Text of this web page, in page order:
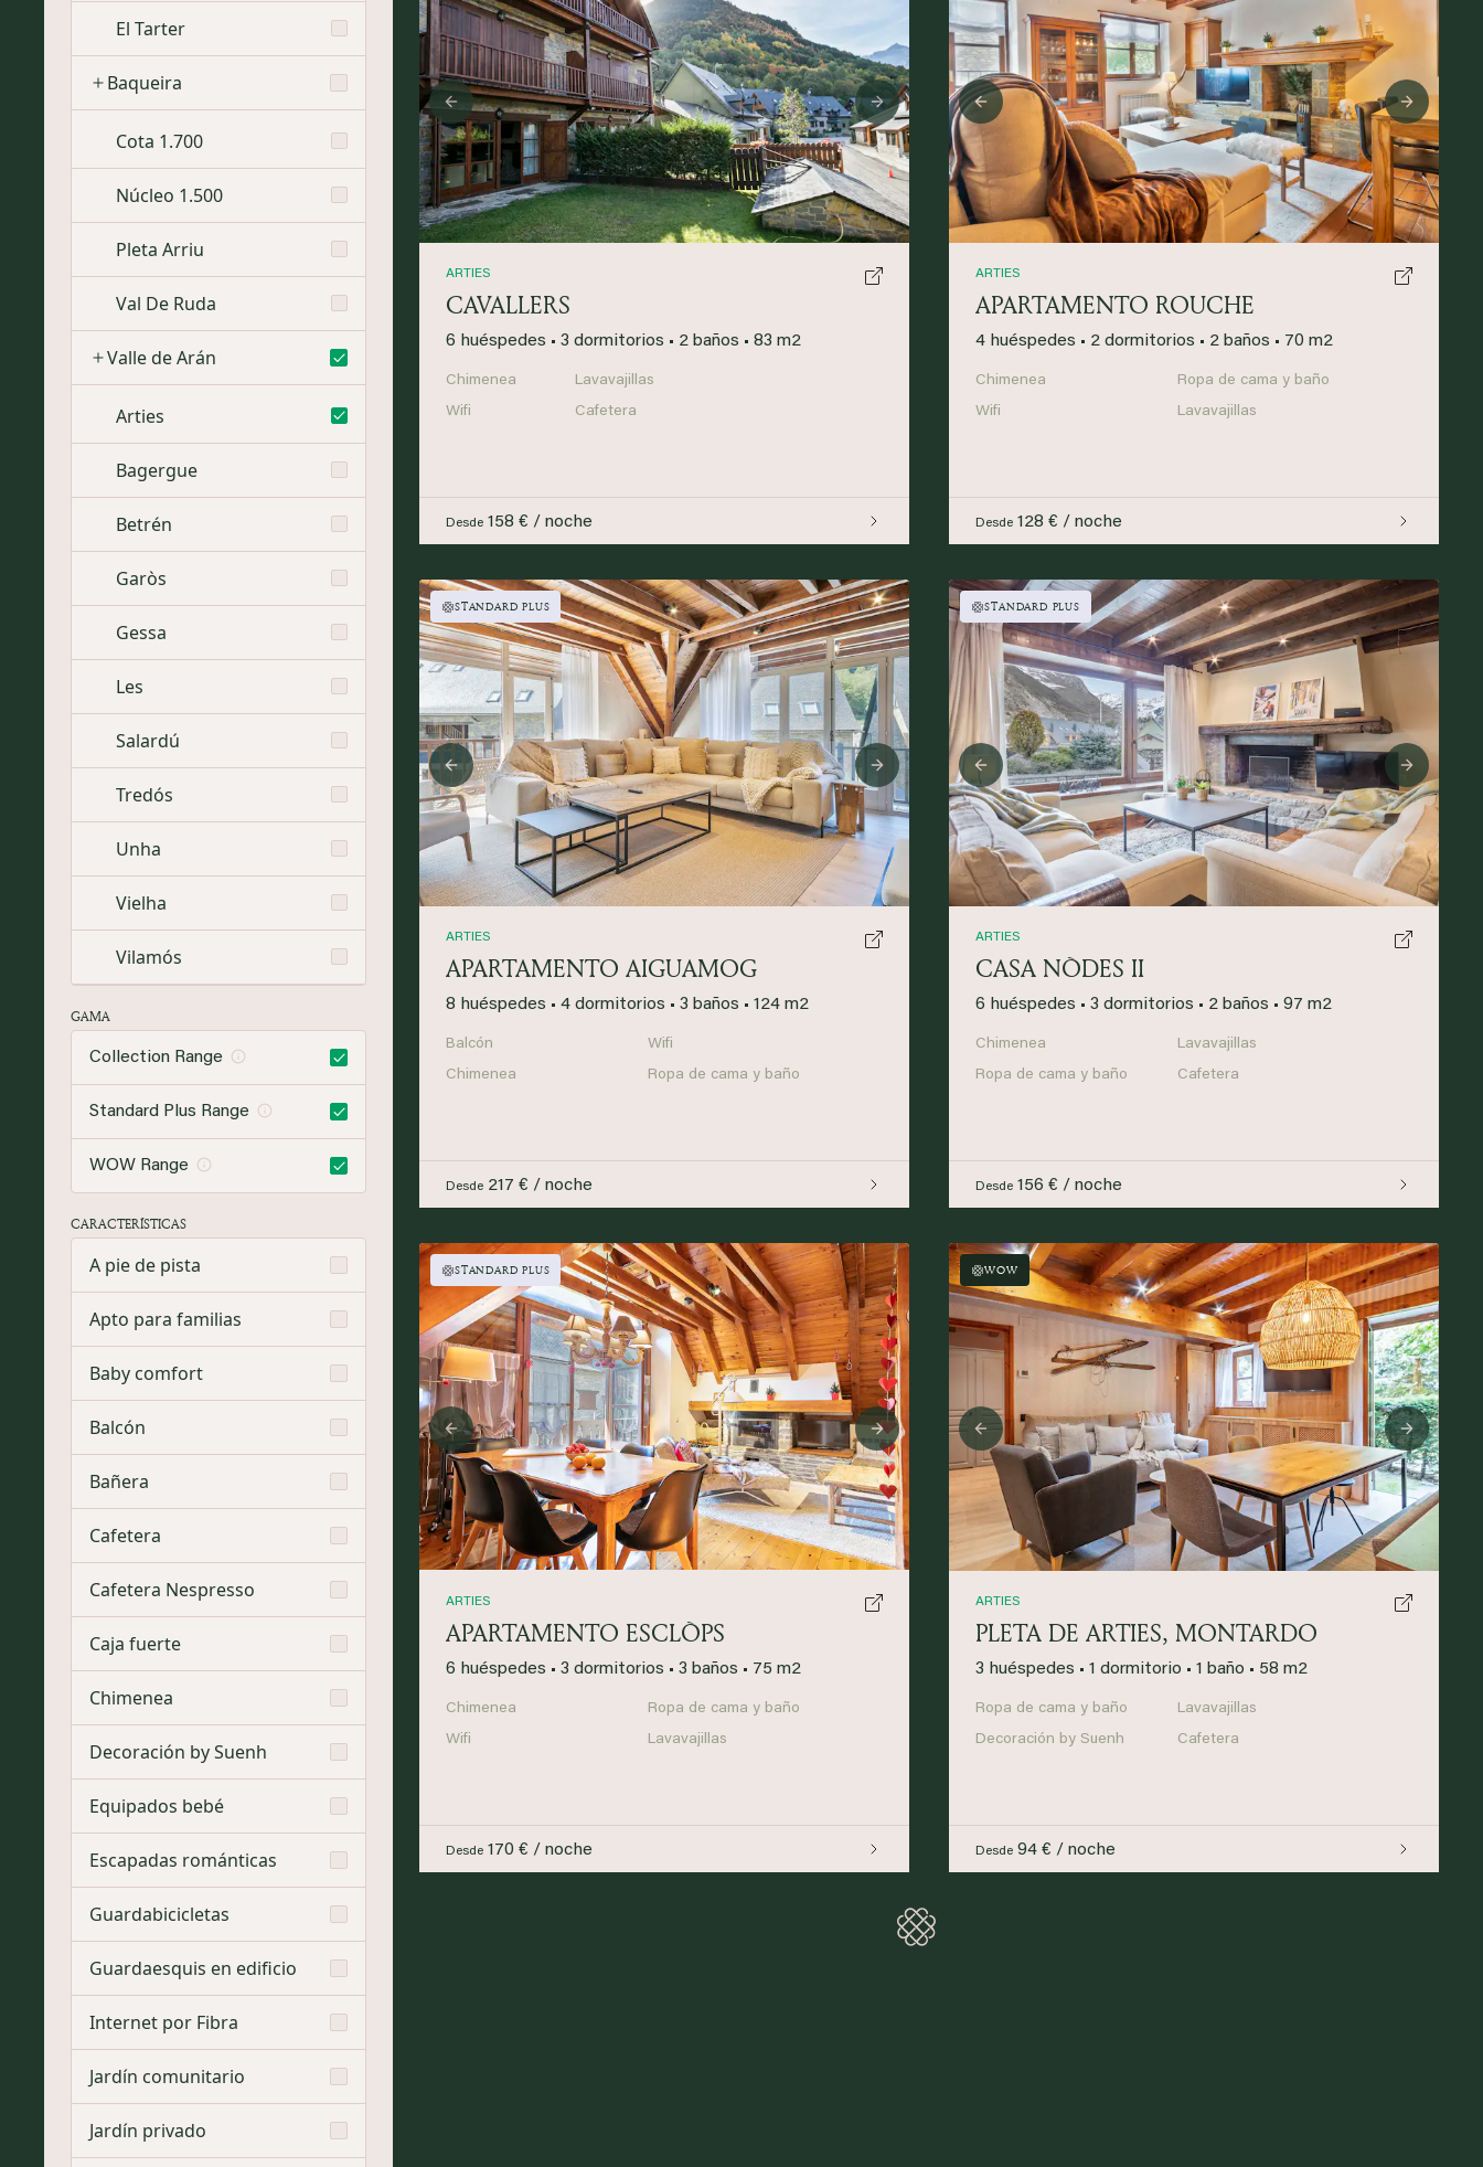
El Tarter
Baqueira
Cota 1.700
Núcleo 1.500
Pleta Arriu
Val De Ruda
Valle de Arán
Arties
Bagergue
Betrén
Garòs
Gessa
Les
Salardú
Tredós
Unha
Vielha
Vilamós
GAMA
Collection Range
Standard Plus Range
WOW Range
CARACTERÍSTICAS
A pie de pista
Apto para familias
Baby comfort
Balcón
Bañera
Cafetera
Cafetera Nespresso
Caja fuerte
Chimenea
Decoración by Suenh
Equipados bebé
Escapadas románticas
Guardabicicletas
Guardaesquis en edificio
Internet por Fibra
Jardín comunitario
Jardín privado
WOW
Previous Next
ARTIES
PLETA DE ARTIES, MONTARDO
3 huéspedes • 1 dormitorio • 1 baño • 58 m2
Ropa de cama y baño
Decoración by Suenh
Lavavajillas
Cafetera
Desde 94 € / noche
Previous Next
ARTIES
APARTAMENTO ROUCHE
4 huéspedes • 2 dormitorios • 2 baños • 70 m2
Chimenea
Wifi
Ropa de cama y baño
Lavavajillas
Desde 128 € / noche
STANDARD PLUS
Previous Next
ARTIES
CASA NÒDES II
6 huéspedes • 3 dormitorios • 2 baños • 97 m2
Chimenea
Ropa de cama y baño
Lavavajillas
Cafetera
Desde 156 € / noche
Previous Next
ARTIES
CAVALLERS
6 huéspedes • 3 dormitorios • 2 baños • 83 m2
Chimenea
Wifi
Lavavajillas
Cafetera
Desde 158 € / noche
STANDARD PLUS
Previous Next
ARTIES
APARTAMENTO ESCLÒPS
6 huéspedes • 3 dormitorios • 3 baños • 75 m2
Chimenea
Wifi
Ropa de cama y baño
Lavavajillas
Desde 170 € / noche
STANDARD PLUS
Previous Next
ARTIES
APARTAMENTO AIGUAMOG
8 huéspedes • 4 dormitorios • 3 baños • 124 m2
Balcón
Chimenea
Wifi
Ropa de cama y baño
Desde 217 € / noche
Loading